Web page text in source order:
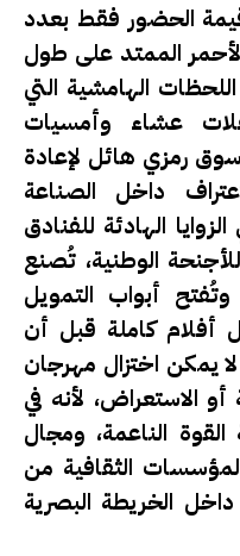
الحضور فقط بعدد
الممتد على طول
الهامشية التي
عشاء وأمسيات
سوق رمزي هائل لإعادة
داخل الصناعة
الهادئة للفنادق
الوطنية، تُصنع
وتُفتح أبواب التمويل
أفلام كاملة قبل أن
يمكن اختزال مهرجان
الاستعراض، لأنه في
الناعمة، ومجال
الثقافية من
الخريطة البصرية